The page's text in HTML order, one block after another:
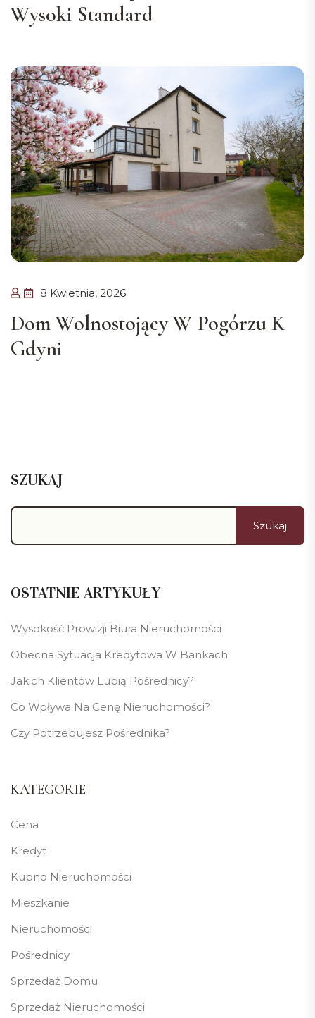
Wysoki Standard
8 Kwietnia, 2026
Dom Wolnostojący W Pogórzu K
Gdyni
SZUKAJ
Szukaj
OSTATNIE ARTYKUŁY
Wysokość Prowizji Biura Nieruchomości
Obecna Sytuacja Kredytowa W Bankach
Jakich Klientów Lubią Pośrednicy?
Co Wpływa Na Cenę Nieruchomości?
Czy Potrzebujesz Pośrednika?
KATEGORIE
Cena
Kredyt
Kupno Nieruchomości
Mieszkanie
Nieruchomości
Pośrednicy
Sprzedaż Domu
Sprzedaż Nieruchomości